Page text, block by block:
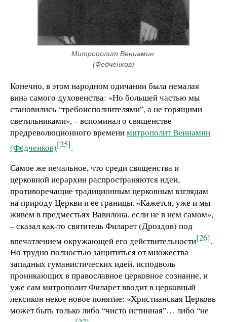
Митрополит Вениамин
(Федченков)
Конечно, в этом народном одичании была немалая
вина самого духовенства: «Но большей частью мы
становились “требоисполнителями”, а не горящими
светильниками», – вспоминал о священстве
предреволюционного временимитрополит Вениамин
(Федченков)[25].
Самое же печальное, что среди священства и
церковной иерархии распространяются идеи,
противоречащие традиционным церковным взглядам
на природу Церкви и ее границы. «Кажется, уже и мы
живем в предместьях Вавилона, если не в нем самом»,
– сказал как-то святитель Филарет (Дроздов) под
впечатлением окружающей его действительности[26].
Но трудно полностью защититься от множества
западных гуманистических идей, исподволь
проникающих в православное церковное сознание, и
уже сам митрополит Филарет вводит в церковный
лексикон некое новое понятие: «Христианская Церковь
может быть только либо “чисто истинная”… либо “не